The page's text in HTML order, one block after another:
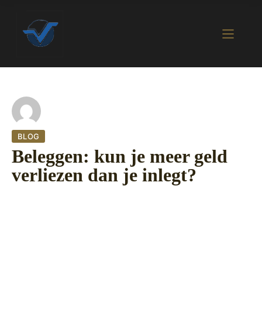
BLOG
Beleggen: kun je meer geld
verliezen dan je inlegt?